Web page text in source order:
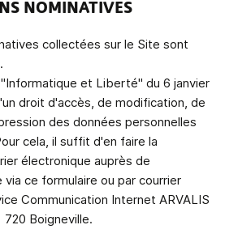
NOMINATIVES
collectées sur le Site sont
et Liberté" du 6 janvier
droit d'accès, de modification, de
des données personnelles
cela, il suffit d'en faire la
électronique auprès de
ce formulaire ou par courrier
Communication Internet ARVALIS
Boigneville.